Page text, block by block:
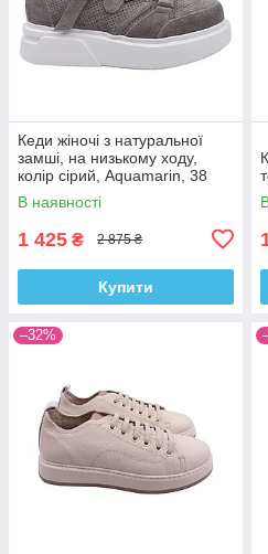
Кеди жіночі з натуральної
замші, на низькому ходу,
колір сірий, Aquamarin, 38
В наявності
1 425 ₴ 2 875 ₴
Купити
–32%